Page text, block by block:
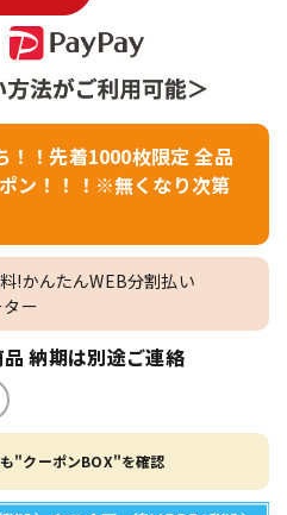
！！先着1000枚限定 全品
ン！！！※無くなり次第
!かんたんWEB分割払い
ター
納期は別途ご連絡
"クーポンBOX"を確認